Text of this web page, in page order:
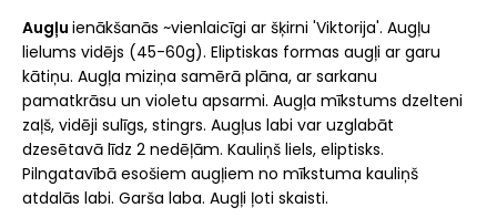
Augļu ienākšanās ~vienlaicīgi ar šķirni 'Viktorija'. Augļu
lielums vidējs (45-60g). Eliptiskas formas augļi ar garu
kātiņu. Augļa miziņa samērā plāna, ar sarkanu
pamatkrāsu un violetu apsarmi. Augļa mīkstums dzelteni
zaļš, vidēji sulīgs, stingrs. Augļus labi var uzglabāt
dzesētavā līdz 2 nedēļām. Kauliņš liels, eliptisks.
Pilngatavībā esošiem augļiem no mīkstuma kauliņš
atdalās labi. Garša laba. Augļi ļoti skaisti.